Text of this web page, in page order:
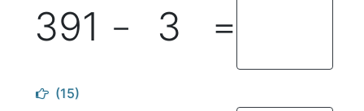
391 － 3 ＝
(15)